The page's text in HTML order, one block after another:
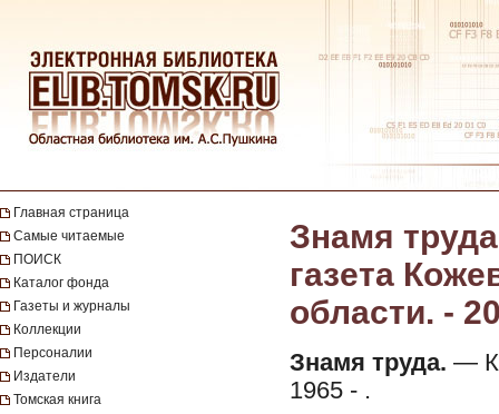
Главная страница
Самые читаемые
ПОИСК
Каталог фонда
Газеты и журналы
Коллекции
Персоналии
Издатели
Томская книга
Знамя
газета
области. -
Знамя труда. —
1965 - .